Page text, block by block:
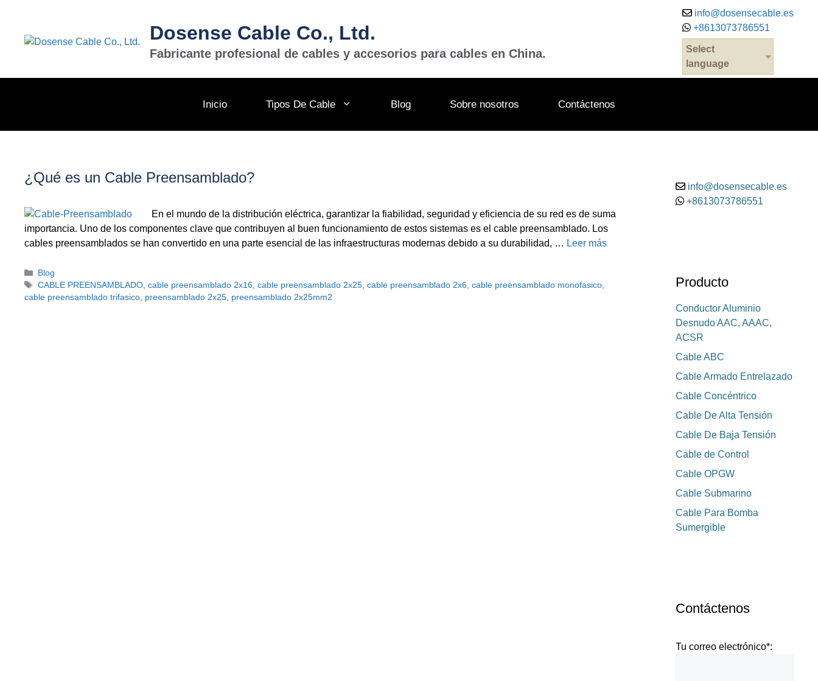
contenido
Dosense Cable Co., Ltd.
Fabricante profesional de cables y accesorios para cables en China.
info@dosensecable.es
+8613073786551
Select
language
Inicio Tipos De Cable Blog Sobre nosotros Contáctenos
¿Qué es un Cable Preensamblado?
En el mundo de la distribución eléctrica, garantizar la fiabilidad, seguridad y eficiencia de su red es de suma
importancia. Uno de los componentes clave que contribuyen al buen funcionamiento de estos sistemas es el cable preensamblado. Los
cables preensamblados se han convertido en una parte esencial de las infraestructuras modernas debido a su durabilidad, … Leer más
Categorías
Blog
Etiquetas
CABLE PREENSAMBLADO, cable preensamblado 2x16, cable preensamblado 2x25, cable preensamblado 2x6, cable preensamblado monofasico,
cable preensamblado trifasico, preensamblado 2x25, preensamblado 2x25mm2
info@dosensecable.es
+8613073786551
Producto
Conductor Aluminio
Desnudo AAC, AAAC,
ACSR
Cable ABC
Cable Armado Entrelazado
Cable Concéntrico
Cable De Alta Tensión
Cable De Baja Tensión
Cable de Control
Cable OPGW
Cable Submarino
Cable Para Bomba
Sumergible
Contáctenos
Tu correo electrónico*: